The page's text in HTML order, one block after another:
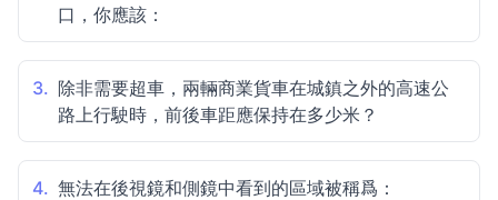
口，你應該：
3. 除非需要超車，兩輛商業貨車在城鎮之外的高速公
路上行駛時，前後車距應保持在多少米？
4. 無法在後視鏡和側鏡中看到的區域被稱爲：